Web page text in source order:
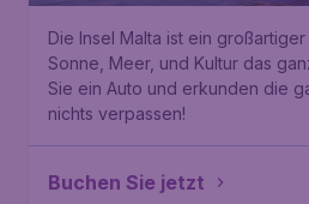
Die Insel Malta ist ein
Sonne, Meer, und Kultur das
Sie ein Auto und erkunden die
nichts verpassen!
Buchen Sie jetzt